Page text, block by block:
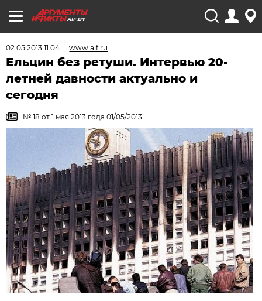
AIF.BY
02.05.2013 11:04 www.aif.ru
Ельцин без ретуши. Интервью 20-
летней давности актуально и
сегодня
№ 18 от 1 мая 2013 года 01/05/2013